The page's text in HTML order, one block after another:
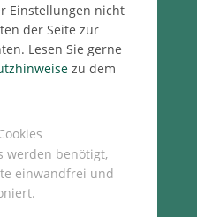
Pressemeldung
Einstellungen nicht
der Seite zur
Lesen Sie gerne
zu dem
werden benötigt,
einwandfrei und